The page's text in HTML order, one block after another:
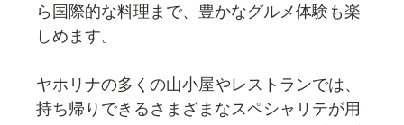
ら国際的な料理まで、豊かなグルメ体験も楽
しめます。
ヤホリナの多くの山小屋やレストランでは、
持ち帰りできるさまざまなスペシャリテが用